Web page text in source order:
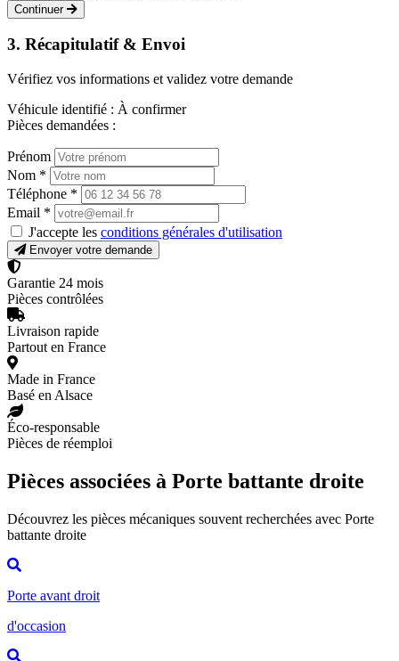
Continuer
3. Récapitulatif & Envoi
Vérifiez vos informations et validez votre demande
Véhicule identifié : À confirmer
Pièces demandées :
Prénom
Nom *
Téléphone *
Email *
J'accepte les conditions générales d'utilisation
Envoyer votre demande
Garantie 24 mois
Pièces contrôlées
Livraison rapide
Partout en France
Made in France
Basé en Alsace
Éco-responsable
Pièces de réemploi
Pièces associées à Porte battante droite
Découvrez les pièces mécaniques souvent recherchées avec Porte
battante droite
Porte avant droit
d'occasion